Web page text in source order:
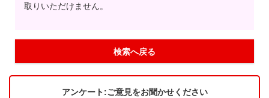
取りいただけません。
検索へ戻る
アンケート:ご意見をお聞かせください